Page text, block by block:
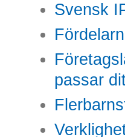
Svensk
passar